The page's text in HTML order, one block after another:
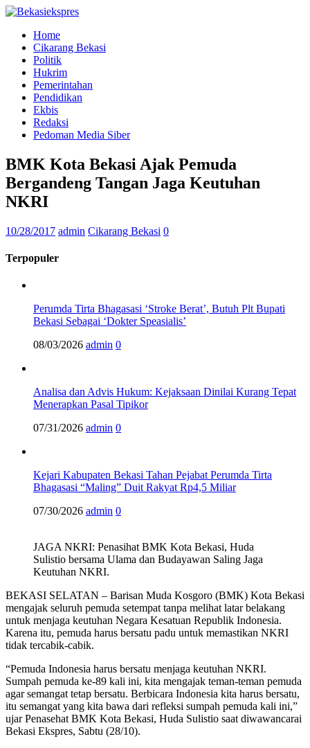
Home
Cikarang Bekasi
Politik
Hukrim
Pemerintahan
Pendidikan
Ekbis
Redaksi
Pedoman Media Siber
BMK Kota Bekasi Ajak Pemuda
Bergandeng Tangan Jaga Keutuhan
NKRI
10/28/2017 admin Cikarang Bekasi 0
Terpopuler
Perumda Tirta Bhagasasi ‘Stroke Berat’, Butuh Plt Bupati
Bekasi Sebagai ‘Dokter Speasialis’
08/03/2026 admin 0
Analisa dan Advis Hukum: Kejaksaan Dinilai Kurang Tepat
Menerapkan Pasal Tipikor
07/31/2026 admin 0
Kejari Kabupaten Bekasi Tahan Pejabat Perumda Tirta
Bhagasasi “Maling” Duit Rakyat Rp4,5 Miliar
07/30/2026 admin 0
JAGA NKRI: Penasihat BMK Kota Bekasi, Huda
Sulistio bersama Ulama dan Budayawan Saling Jaga
Keutuhan NKRI.
BEKASI SELATAN – Barisan Muda Kosgoro (BMK) Kota Bekasi
mengajak seluruh pemuda setempat tanpa melihat latar belakang
untuk menjaga keutuhan Negara Kesatuan Republik Indonesia.
Karena itu, pemuda harus bersatu padu untuk memastikan NKRI
tidak tercabik-cabik.
“Pemuda Indonesia harus bersatu menjaga keutuhan NKRI.
Sumpah pemuda ke-89 kali ini, kita mengajak teman-teman pemuda
agar semangat tetap bersatu. Berbicara Indonesia kita harus bersatu,
itu semangat yang kita bawa dari refleksi sumpah pemuda kali ini,”
ujar Penasehat BMK Kota Bekasi, Huda Sulistio saat diwawancarai
Bekasi Ekspres, Sabtu (28/10).